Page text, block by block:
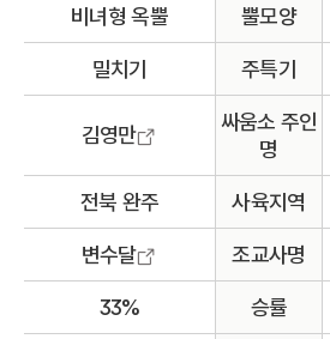
뿔모양
비녀형 옥뿔
주특기
밀치기
싸움소 주인
명
김영만
사육지역
전북 완주
조교사명
변수달
승률
33%